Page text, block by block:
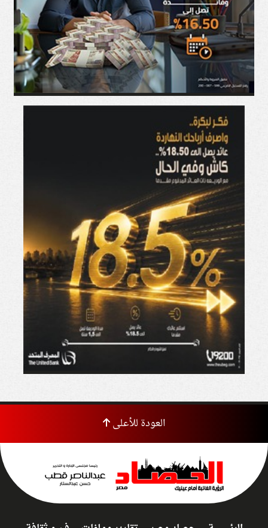
العودة للأعلى